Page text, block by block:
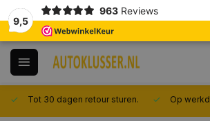
9,5
963 Reviews
Tot 30 dagen retour sturen. Op